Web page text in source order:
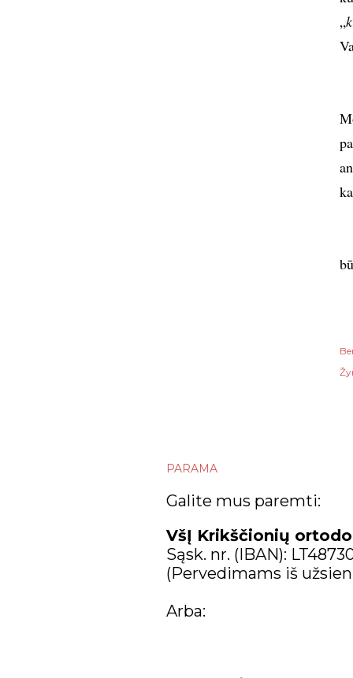
„
PARAMA
Galite mus paremti:
VšĮ Krikščionių
Sąsk. nr. (IBAN):
(Pervedimams iš
Arba: